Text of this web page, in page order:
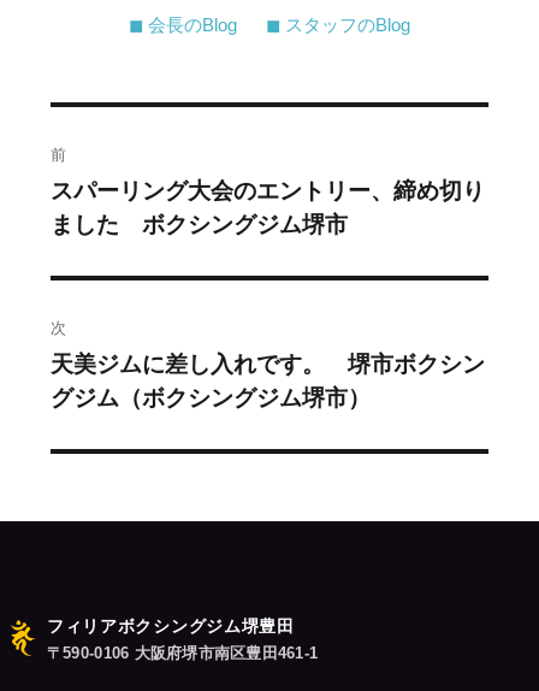
◼︎ 会長のBlog ◼︎ スタッフのBlog
稿
ナ
ビ
ゲ
ー
前
過
去
稿:
スパーリング大会のエントリー、締め切り
ました ボクシングジム堺市
次
次
の
天美ジムに差し入れです。 堺市ボクシン
グジム（ボクシングジム堺市）
フィリアボクシングジム堺豊田
〒590-0106 大阪府堺市南区豊田461-1